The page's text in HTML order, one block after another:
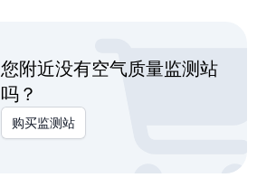
您附近没有空气质量监测站
吗？
购买监测站